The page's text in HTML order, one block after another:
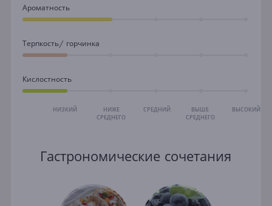
Ароматность
Терпкость/ горчинка
Кислостность
НИЗКИЙ
НИЖЕ
СРЕДНЕГО
СРЕДНИЙ
ВЫШЕ
СРЕДНЕГО
ВЫСОКИЙ
Гастрономические сочетания